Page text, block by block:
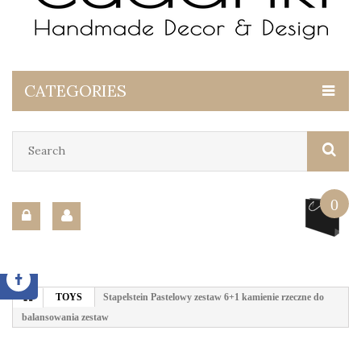
CATEGORIES
0
TOYS
Stapelstein Pastelowy zestaw 6+1 kamienie rzeczne do
balansowania zestaw